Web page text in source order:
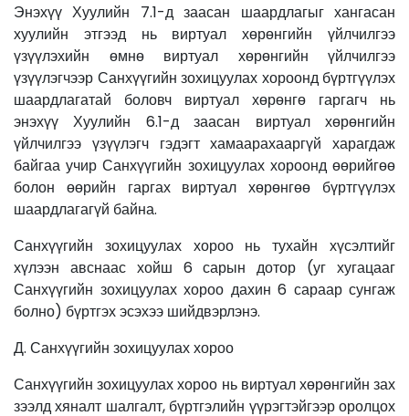
Энэхүү Хуулийн 7.1-д заасан шаардлагыг хангасан
хуулийн этгээд нь виртуал хөрөнгийн үйлчилгээ
үзүүлэхийн өмнө виртуал хөрөнгийн үйлчилгээ
үзүүлэгчээр Санхүүгийн зохицуулах хороонд бүртгүүлэх
шаардлагатай боловч виртуал хөрөнгө гаргагч нь
энэхүү Хуулийн 6.1-д заасан виртуал хөрөнгийн
үйлчилгээ үзүүлэгч гэдэгт хамаарахааргүй харагдаж
байгаа учир Санхүүгийн зохицуулах хороонд өөрийгөө
болон өөрийн гаргах виртуал хөрөнгөө бүртгүүлэх
шаардлагагүй байна.
Санхүүгийн зохицуулах хороо нь тухайн хүсэлтийг
хүлээн авснаас хойш 6 сарын дотор (уг хугацааг
Санхүүгийн зохицуулах хороо дахин 6 сараар сунгаж
болно) бүртгэх эсэхээ шийдвэрлэнэ.
Д. Санхүүгийн зохицуулах хороо
Санхүүгийн зохицуулах хороо нь виртуал хөрөнгийн зах
зээлд хяналт шалгалт, бүртгэлийн үүрэгтэйгээр оролцох